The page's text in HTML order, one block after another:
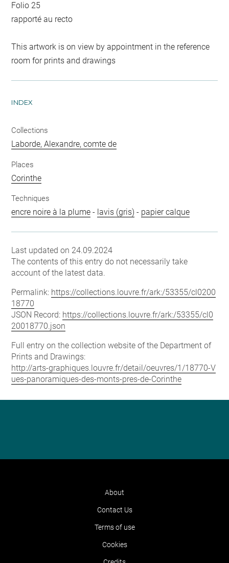
Folio 25
rapporté au recto
This artwork is on view by appointment in the reference
room for prints and drawings
INDEX
Collections
Laborde, Alexandre, comte de
Places
Corinthe
Techniques
encre noire à la plume - lavis (gris) - papier calque
Last updated on 24.09.2024
The contents of this entry do not necessarily take
account of the latest data.
Permalink: https://collections.louvre.fr/ark:/53355/cl0200
18770
JSON Record: https://collections.louvre.fr/ark:/53355/cl0
20018770.json
Full entry on the collection website of the Department of
Prints and Drawings:
http://arts-graphiques.louvre.fr/detail/oeuvres/1/18770-V
ues-panoramiques-des-monts-pres-de-Corinthe
About
Contact Us
Terms of use
Cookies